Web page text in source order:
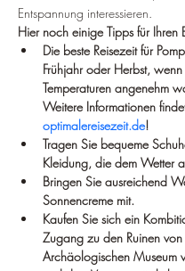
Entspannung interessieren.
Hier noch einige Tipps für Ihren
Die beste Reisezeit für
Frühjahr oder Herbst,
Temperaturen angenehm
Weitere Informationen
optimalereisezeit.de!
Tragen Sie bequeme
Kleidung, die dem Wetter
Bringen Sie ausreichend
Sonnencreme mit.
Kaufen Sie sich ein
Zugang zu den Ruinen
Archäologischen Museum